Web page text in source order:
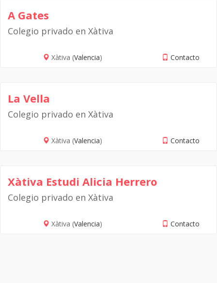
A Gates
Colegio privado en Xàtiva
Xàtiva (Valencia) Contacto
La Vella
Colegio privado en Xàtiva
Xàtiva (Valencia) Contacto
Xàtiva Estudi Alicia Herrero
Colegio privado en Xàtiva
Xàtiva (Valencia) Contacto